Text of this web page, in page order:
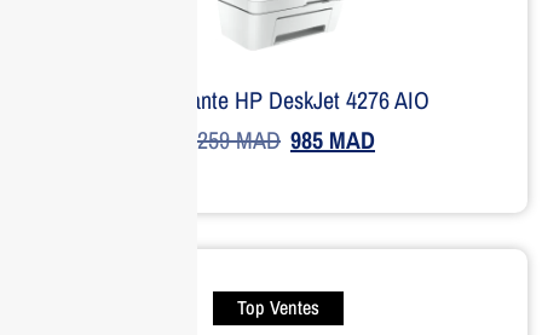
Imprimante HP DeskJet 4276 AIO
1,259MAD 985 MAD
Top Ventes